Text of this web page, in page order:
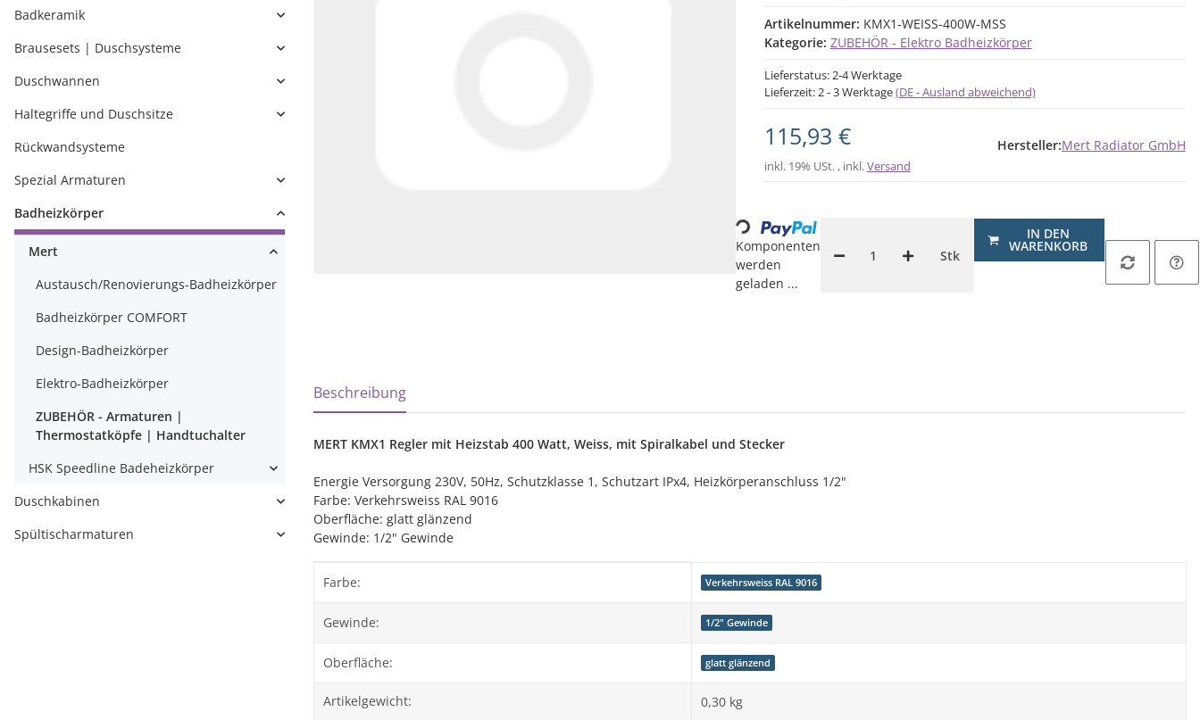
Artikelnummer: KMX1-WEISS-400W-MSS
Kategorie: ZUBEHÖR - Elektro Badheizkörper
Lieferstatus: 2-4 Werktage
Lieferzeit:2 - 3 Werktage(DE - Ausland abweichend)
115,93 €
inkl. 19% USt. , inkl.Versand
Hersteller:Mert Radiator GmbH
Stk
IN DEN
WARENKORB
Loading...
Komponenten
werden
geladen ...
weitere Registerkarten anzeigen
Beschreibung
MERT KMX1 Regler mit Heizstab 400 Watt, Weiss, mit Spiralkabel und Stecker
Energie Versorgung 230V, 50Hz, Schutzklasse 1, Schutzart IPx4, Heizkörperanschluss 1/2"
Farbe: Verkehrsweiss RAL 9016
Oberfläche: glatt glänzend
Gewinde: 1/2" Gewinde
Produkteigenschaft
Wert
Farbe: Verkehrsweiss RAL 9016
Gewinde: 1/2" Gewinde
Oberfläche: glatt glänzend
Artikelgewicht: 0,30 kg
Badkeramik
Brausesets | Duschsysteme
Duschwannen
Haltegriffe und Duschsitze
Rückwandsysteme
Spezial Armaturen
Badheizkörper
Mert
Austausch/Renovierungs-Badheizkörper
Badheizkörper COMFORT
Design-Badheizkörper
Elektro-Badheizkörper
ZUBEHÖR - Armaturen |
Thermostatköpfe | Handtuchalter
HSK Speedline Badeheizkörper
Duschkabinen
Spültischarmaturen